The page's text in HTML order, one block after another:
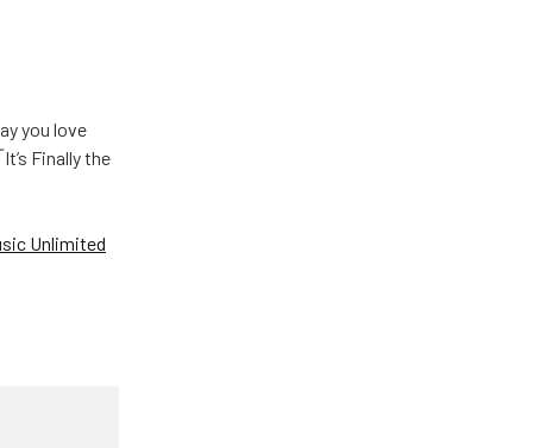
you love
It’s Finally the
Unlimited